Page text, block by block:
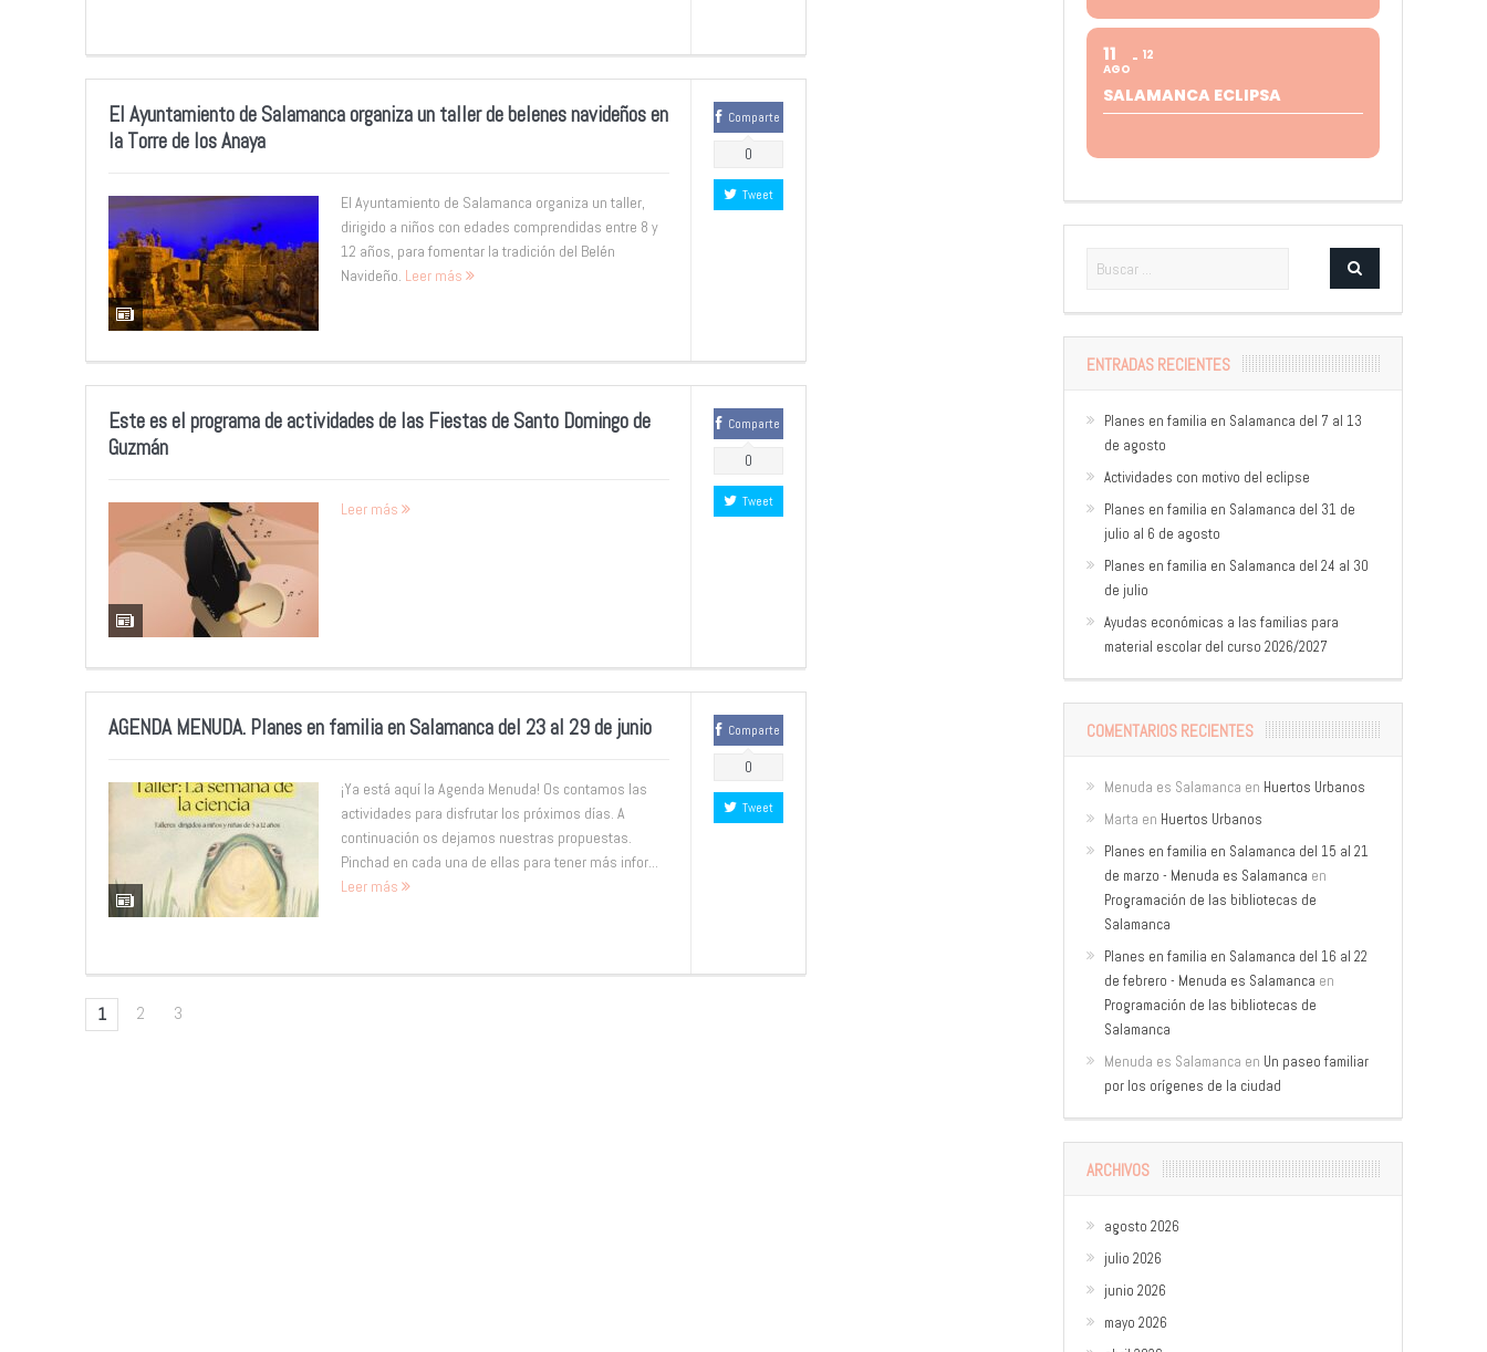
El Ayuntamiento de Salamanca organiza un taller de belenes navideños en
la Torre de los Anaya
El Ayuntamiento de Salamanca organiza un taller,
dirigido a niños con edades comprendidas entre 8 y
12 años, para fomentar la tradición del Belén
Navideño. Leer más
Comparte
0
Tweet
Este es el programa de actividades de las Fiestas de Santo Domingo de
Guzmán
Leer más
Comparte
0
Tweet
AGENDA MENUDA. Planes en familia en Salamanca del 23 al 29 de junio
¡Ya está aquí la Agenda Menuda! Os contamos las
actividades para disfrutar los próximos días. A
continuación os dejamos nuestras propuestas.
Pinchad en cada una de ellas para tener más infor...
Leer más
Comparte
0
Tweet
1 2 3
11
AGO
12
SALAMANCA ECLIPSA
ENTRADAS RECIENTES
Planes en familia en Salamanca del 7 al 13
de agosto
Actividades con motivo del eclipse
Planes en familia en Salamanca del 31 de
julio al 6 de agosto
Planes en familia en Salamanca del 24 al 30
de julio
Ayudas económicas a las familias para
material escolar del curso 2026/2027
COMENTARIOS RECIENTES
Menuda es Salamanca en Huertos Urbanos
Marta en Huertos Urbanos
Planes en familia en Salamanca del 15 al 21
de marzo - Menuda es Salamanca en
Programación de las bibliotecas de
Salamanca
Planes en familia en Salamanca del 16 al 22
de febrero - Menuda es Salamanca en
Programación de las bibliotecas de
Salamanca
Menuda es Salamanca en Un paseo familiar
por los orígenes de la ciudad
ARCHIVOS
agosto 2026
julio 2026
junio 2026
mayo 2026